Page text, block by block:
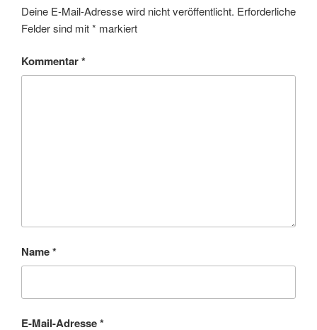
Deine E-Mail-Adresse wird nicht veröffentlicht. Erforderliche
Felder sind mit* markiert
Kommentar*
Name*
E-Mail-Adresse*